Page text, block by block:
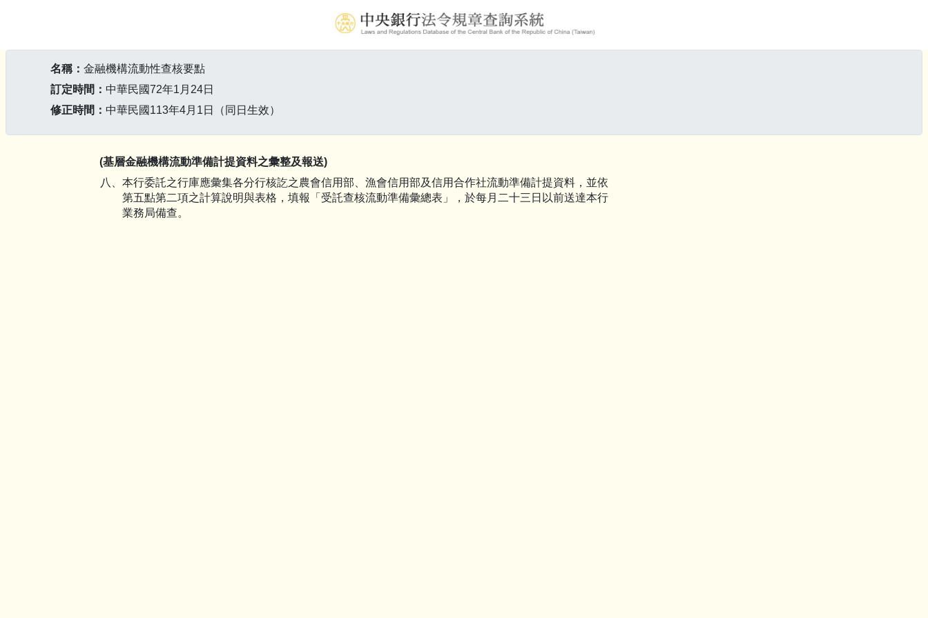
名稱：金融機構流動性查核要點
訂定時間： 中華民國72年1月24日
修正時間： 中華民國113年4月1日（同日生效）
(基層金融機構流動準備計提資料之彙整及報送)
八、本行委託之行庫應彙集各分行核訖之農會信用部、漁會信用部及信用合作社流動準備計提資料，並依
第五點第二項之計算說明與表格，填報「受託查核流動準備彙總表」，於每月二十三日以前送達本行
業務局備查。